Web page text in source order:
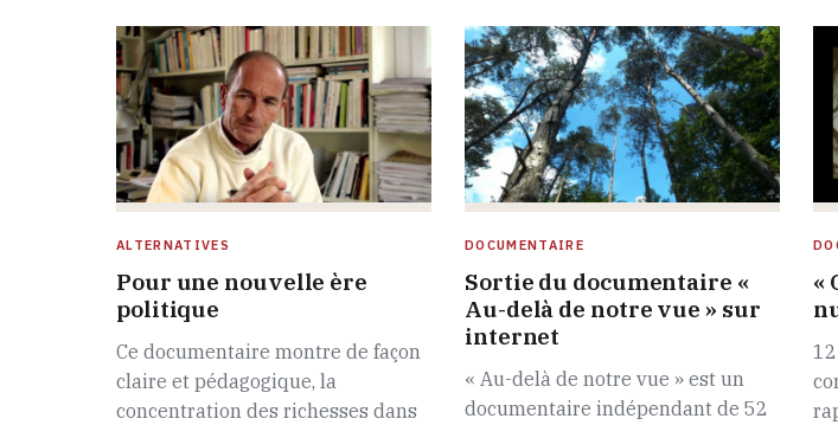
ALTERNATIVES
Pour une nouvelle ère
politique
Ce documentaire montre de façon
claire et pédagogique, la
concentration des richesses dans
DOCUMENTAIRE
Sortie du documentaire «
Au-delà de notre vue » sur
internet
« Au-delà de notre vue » est un
documentaire indépendant de 52
«